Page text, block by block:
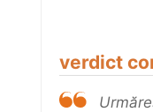
verdict